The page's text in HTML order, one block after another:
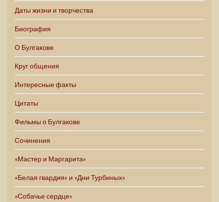
Даты жизни и творчества
Биография
О Булгакове
Круг общения
Интересные факты
Цитаты
Фильмы о Булгакове
Сочинения
«Мастер и Маргарита»
«Белая гвардия» и «Дни Турбиных»
«Собачье сердце»